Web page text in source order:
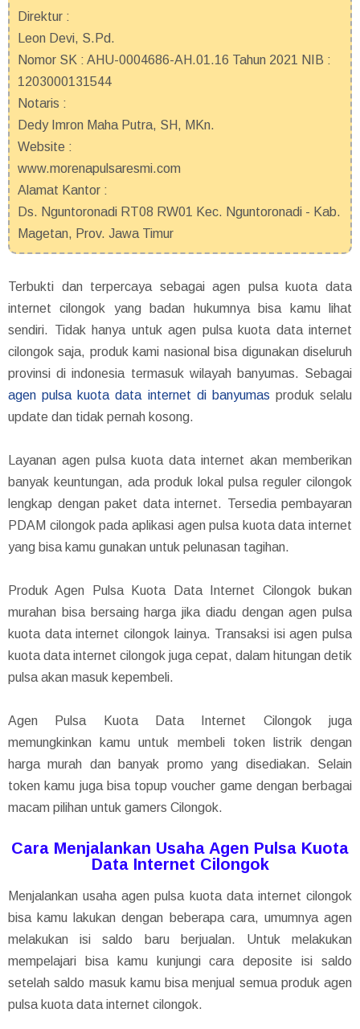
Direktur :
Leon Devi, S.Pd.
Nomor SK : AHU-0004686-AH.01.16 Tahun 2021 NIB :
1203000131544
Notaris :
Dedy Imron Maha Putra, SH, MKn.
Website :
www.morenapulsaresmi.com
Alamat Kantor :
Ds. Nguntoronadi RT08 RW01 Kec. Nguntoronadi - Kab.
Magetan, Prov. Jawa Timur
Terbukti dan terpercaya sebagai agen pulsa kuota data
internet cilongok yang badan hukumnya bisa kamu lihat
sendiri. Tidak hanya untuk agen pulsa kuota data internet
cilongok saja, produk kami nasional bisa digunakan diseluruh
provinsi di indonesia termasuk wilayah banyumas. Sebagai
agen pulsa kuota data internet di banyumas produk selalu
update dan tidak pernah kosong.
Layanan agen pulsa kuota data internet akan memberikan
banyak keuntungan, ada produk lokal pulsa reguler cilongok
lengkap dengan paket data internet. Tersedia pembayaran
PDAM cilongok pada aplikasi agen pulsa kuota data internet
yang bisa kamu gunakan untuk pelunasan tagihan.
Produk Agen Pulsa Kuota Data Internet Cilongok bukan
murahan bisa bersaing harga jika diadu dengan agen pulsa
kuota data internet cilongok lainya. Transaksi isi agen pulsa
kuota data internet cilongok juga cepat, dalam hitungan detik
pulsa akan masuk kepembeli.
Agen Pulsa Kuota Data Internet Cilongok juga
memungkinkan kamu untuk membeli token listrik dengan
harga murah dan banyak promo yang disediakan. Selain
token kamu juga bisa topup voucher game dengan berbagai
macam pilihan untuk gamers Cilongok.
Cara Menjalankan Usaha Agen Pulsa Kuota
Data Internet Cilongok
Menjalankan usaha agen pulsa kuota data internet cilongok
bisa kamu lakukan dengan beberapa cara, umumnya agen
melakukan isi saldo baru berjualan. Untuk melakukan
mempelajari bisa kamu kunjungi cara deposite isi saldo
setelah saldo masuk kamu bisa menjual semua produk agen
pulsa kuota data internet cilongok.